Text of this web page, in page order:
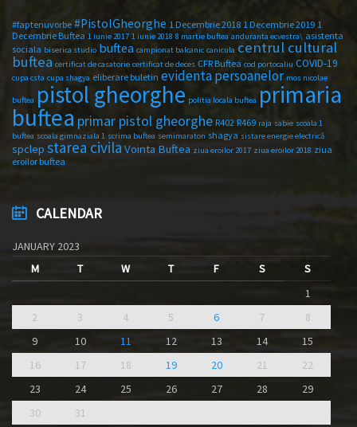
#faptenuvorbe #PistolGheorghe 1 Decembrie 2018 1 Decembrie 2019 1
Decembrie Buftea 1 iunie 2017 1 iunie 2018 8 martie buftea anduranta ecvestra\ asistenta
sociala biserica studio buftea campionat balcanic canicula centrul cultural
buftea certificat de casatorie certificat de deces CFR Buftea cod portocaliu COVID-19
cupa csta cupa shagya eliberare buletin evidenta persoanelor mos nicolae
buftea pistol gheorghe politia locala buftea primaria
buftea primar pistol gheorghe R402 R469 raja sabie scoala 1
buftea scoala gimnaziala 1 scrima buftea semimaraton shagya sistare energie electrică
spclep starea civila Vointa Buftea ziua eroilor 2017 ziua eroilor 2018 ziua
eroilor buftea
CALENDAR
JANUARY 2023
M
T W T F S
S
1
2
3 4 5 6 7
8
9
10 11 12 13 14
15
16
17 18 19 20 21
22
23
24 25 26 27 28
29
30
31